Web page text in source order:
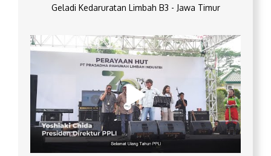
Geladi Kedaruratan Limbah B3 - Jawa Timur